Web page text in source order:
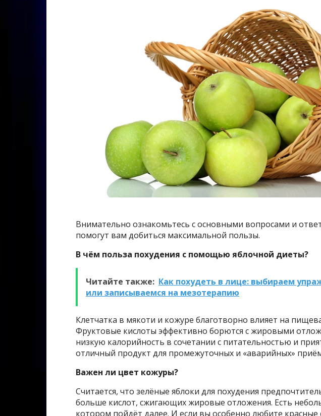
Внимательно ознакомьтесь с основными вопросами и
помогут вам добиться максимальной пользы.
В чём польза похудения с помощью яблочной диеты?
Читайте также: Как похудеть в лице: выбираем
или записываемся на мезотерапию
Клетчатка в мякоти и кожуре благотворно влияет на
Фруктовые кислоты эффективно борются с жировыми
низкую калорийность в сочетании с питательностью и
отличный продукт для промежуточных и «аварийных»
Важен ли цвет кожуры?
Считается, что зелёные яблоки для похудения
больше кислот, сжигающих жировые отложения. Есть
котором пойдёт далее. И если вы особенно любите